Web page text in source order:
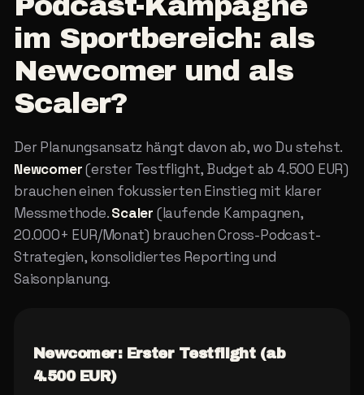
im Sportbereich: als
Newcomer und als
Scaler?
Der Planungsansatz hängt davon ab, wo Du stehst.
Newcomer(erster Testflight, Budget ab 4.500 EUR)
brauchen einen fokussierten Einstieg mit klarer
Messmethode.Scaler (laufende Kampagnen,
20.000+ EUR/Monat) brauchen Cross-Podcast-
Strategien, konsolidiertes Reporting und
Saisonplanung.
Newcomer: Erster Testflight (ab
4.500 EUR)